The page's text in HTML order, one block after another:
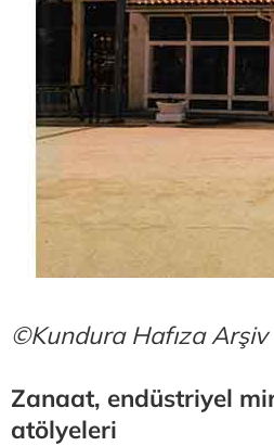
©Kundura Hafıza Arşiv
Zanaat, endüstriyel
atölyeleri